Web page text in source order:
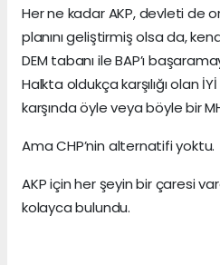
Her ne kadar AKP, devleti de
planını geliştirmiş olsa da,
DEM tabanı ile BAP’ı
Halkta oldukça karşılığı olan
karşında öyle veya böyle bir
Ama CHP’nin alternatifi yoktu.
AKP için her şeyin bir çaresi
kolayca bulundu.